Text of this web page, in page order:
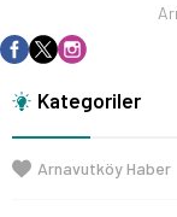
Kategoriler
Arnavutköy Haber